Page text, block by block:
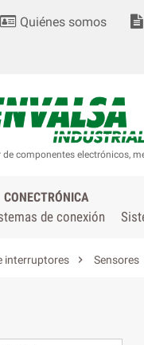
Quiénes somos
componentes electrónicos,
CONECTRÓNICA
de conexión
interruptores  Sensores